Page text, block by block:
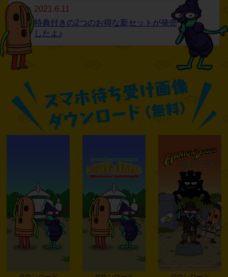
2021.6.11
特典付きの2つのお得な新セットが発売
したよ♪
DVDが大好評♪ 早くも増刷が決定した
2021.2.16
2/18(木)『DVD付 学研まんが NEW日本
の歴史』いよいよ発売だよ！
今なら「
読者プ
レゼントキャンペーン」もやってるよ♪
2020.12.25
DVD付 学研まんがNEW日本の歴史 公式
サイトがオープンしたよ！